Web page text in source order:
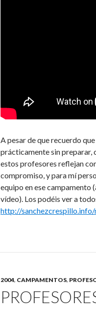
A pesar de que recuerdo
prácticamente sin preparar,
estos profesores reflejan
compromiso, y para mí
equipo en ese campamento
vídeo). Los podéis ver a
http://
2004, CAMPAMENTOS,